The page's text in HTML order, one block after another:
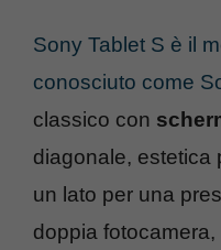
Sony Tablet S è il
conosciuto come
classico con
diagonale, estetica
un lato per una
doppia